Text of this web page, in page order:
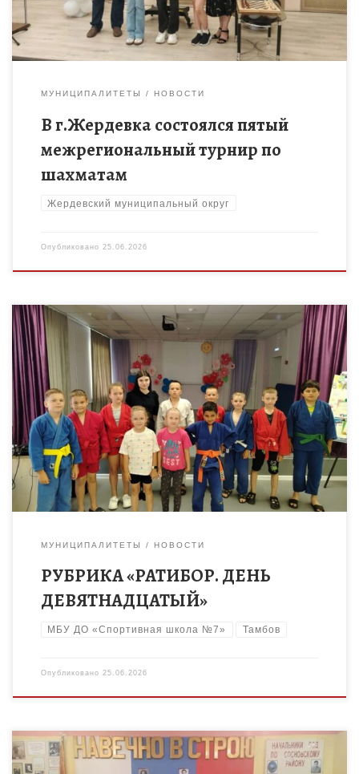
МУНИЦИПАЛИТЕТЫ НОВОСТИ
В г.Жердевка состоялся пятый
межрегиональный турнир по
шахматам
Жердевский муниципальный округ
Опубликовано 25.06.2026
Девятнадцатый день в ЛДПД «Ратибор» начался как обычно,
по режиму: зарядка, минутка здоровья «Вода – источник
жизни», завтрак. После завтрака ребята встречали гостью —
Каверину […]
МУНИЦИПАЛИТЕТЫ НОВОСТИ
РУБРИКА «РАТИБОР. ДЕНЬ
ДЕВЯТНАДЦАТЫЙ»
МБУ ДО «Спортивная школа №7» Тамбов
Опубликовано 25.06.2026